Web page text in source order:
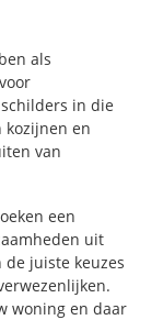
als
in die
en
van
een
uit
juiste keuzes
woning en daar